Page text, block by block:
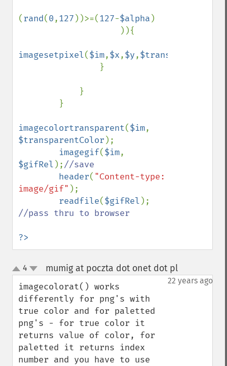
(rand(0,127 ))>=(127-$alpha )
imagesetpixel($im,$x,$y,$transparentColor
imagecolortransparent($im
$transparentColor );
imagegif($im
$gifRel );//save
header( "Content-type:
image/gif" );
readfile($gifRel
//pass thru to browser
?>
up
down
4 mumig at poczta dot onet dot pl¶
22 years ago
imagecolorat() works
differently for png's with
true color and for paletted
png's - for true color it
returns value of color, for
paletted it returns index
number and you have to use